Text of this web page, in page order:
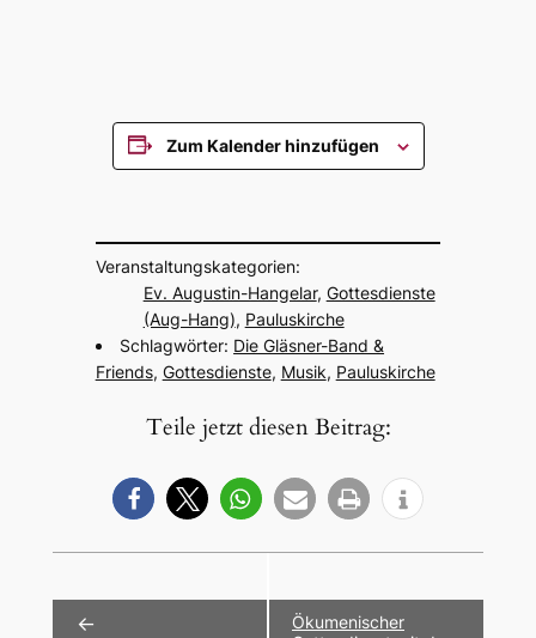
Zum Kalender hinzufügen
Veran­stal­tungs­ka­te­go­rien:
Ev. Augus­tin-Hangelar, Gottes­diens­te
(Aug-Hang), Paulus­kir­che
Schlag­wör­ter: Die Gläs­ner-Band &
Friends, Gottes­diens­te, Musik, Paulus­kir­che
Teile jetzt diesen Beitrag:
Veranstaltung-
←
Ökume­ni­scher